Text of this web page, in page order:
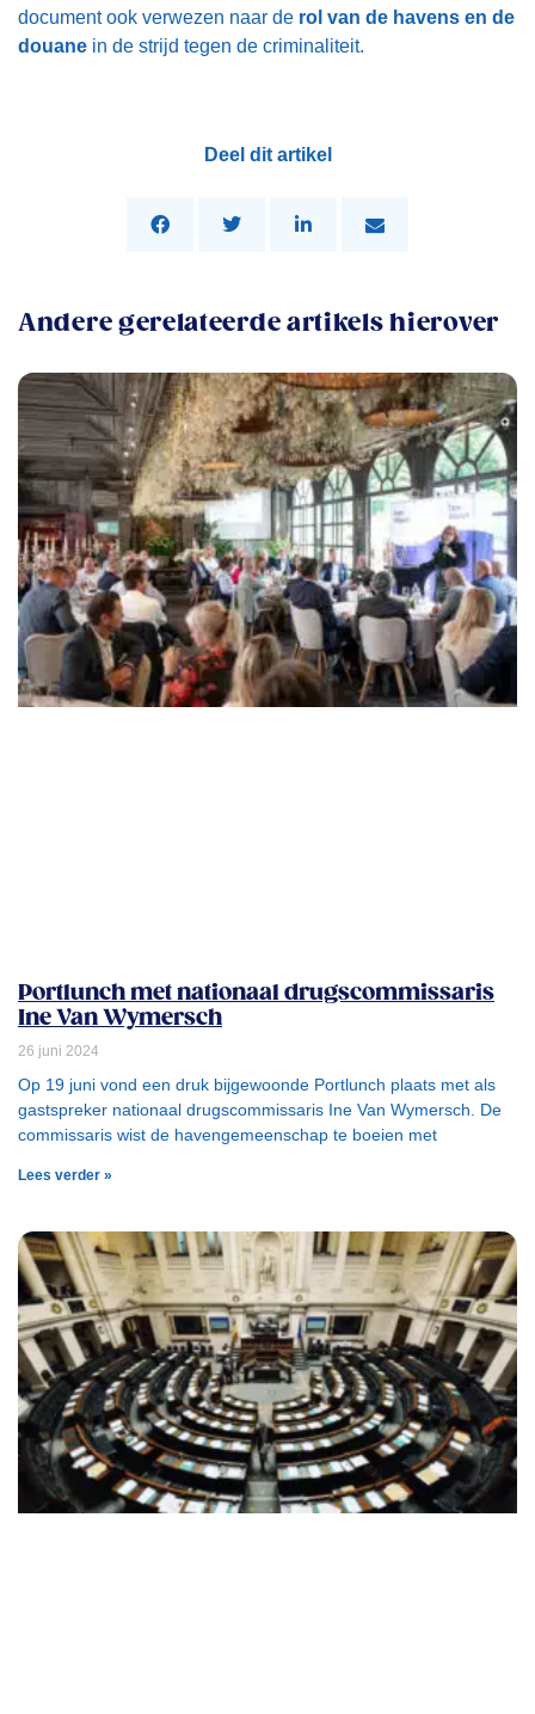
document ook verwezen naar de rol van de havens en de
douane in de strijd tegen de criminaliteit.
Deel dit artikel
Andere gerelateerde artikels hierover
Portlunch met nationaal drugscommissaris
Ine Van Wymersch
26 juni 2024
Op 19 juni vond een druk bijgewoonde Portlunch plaats met als
gastspreker nationaal drugscommissaris Ine Van Wymersch. De
commissaris wist de havengemeenschap te boeien met
Lees verder »